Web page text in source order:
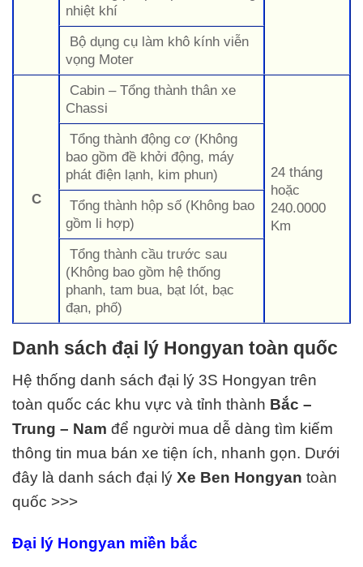
nhiệt khí
Bộ dụng cụ làm khô kính viễn
vọng Moter
C
Cabin – Tổng thành thân xe
Chassi
24 tháng
hoặc
240.0000
Km
Tổng thành động cơ (Không
bao gồm đề khởi động, máy
phát điện lạnh, kim phun)
Tổng thành hộp số (Không bao
gồm li hợp)
Tổng thành cầu trước sau
(Không bao gồm hệ thống
phanh, tam bua, bạt lót, bạc
đạn, phố)
Danh sách đại lý Hongyan toàn quốc
Hệ thống danh sách đại lý 3S Hongyan trên
toàn quốc các khu vực và tỉnh thành Bắc –
Trung – Nam để người mua dễ dàng tìm kiếm
thông tin mua bán xe tiện ích, nhanh gọn. Dưới
đây là danh sách đại lý Xe Ben Hongyan toàn
quốc >>>
Đại lý Hongyan miền bắc